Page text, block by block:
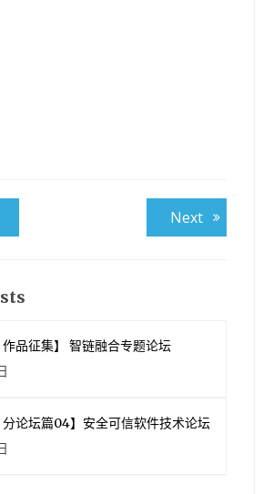
NextNext
作品征集】 智链融合专题论坛
分论坛篇04】安全可信软件技术论坛